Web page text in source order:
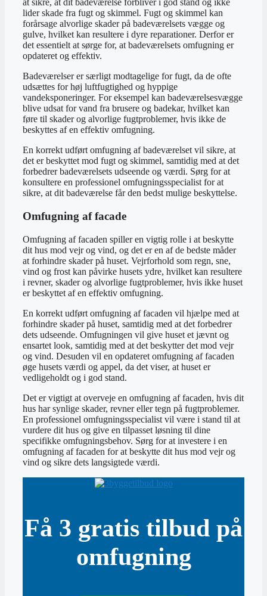
at sikre, at dit badeværelse forbliver i god stand og ikke
lider skade fra fugt og skimmel. Fugt og skimmel kan
forårsage alvorlige skader på badeværelsets vægge og
gulve, hvilket kan resultere i dyre reparationer. Derfor er
det essentielt at sørge for, at badeværelsets omfugning er
opdateret og effektiv.
Badeværelser er særligt modtagelige for fugt, da de ofte
udsættes for høj luftfugtighed og hyppige
vandeksponeringer. For eksempel kan badeværelsesvægge
blive udsat for vand fra brusere og badekar, hvilket kan
føre til skader og alvorlige fugtproblemer, hvis ikke de
beskyttes af en effektiv omfugning.
En korrekt udført omfugning af badeværelset vil sikre, at
det er beskyttet mod fugt og skimmel, samtidig med at det
forbedrer badeværelsets udseende og værdi. Sørg for at
konsultere en professionel omfugningsspecialist for at
sikre, at dit badeværelse får den bedst mulige beskyttelse.
Omfugning af facade
Omfugning af facaden spiller en vigtig rolle i at beskytte
dit hus mod vejr og vind, og det er en af ​​de bedste måder
at forhindre skader på huset. Vejrforhold som regn, sne,
vind og frost kan påvirke husets ydre, hvilket kan resultere
i revner, skader og alvorlige fugtproblemer, hvis ikke huset
er beskyttet af en effektiv omfugning.
En korrekt udført omfugning af facaden vil hjælpe med at
forhindre skader på huset, samtidig med at det forbedrer
dets udseende. Omfugningen vil give huset et jævnt og
ensartet look, samtidig med at det beskytter det mod vejr
og vind. Desuden vil en opdateret omfugning af facaden
øge husets værdi og appel, da det viser, at huset er
vedligeholdt og i god stand.
Det er vigtigt at overveje en omfugning af facaden, hvis dit
hus har synlige skader, revner eller tegn på fugtproblemer.
En professionel omfugningsspecialist vil være i stand til at
vurdere dit hus og give en tilpasset løsning til dine
specifikke omfugningsbehov. Sørg for at investere i en
omfugning af facaden for at beskytte dit hus mod vejr og
vind og sikre dets langsigtede værdi.
Få 3 gratis tilbud på
omfugning